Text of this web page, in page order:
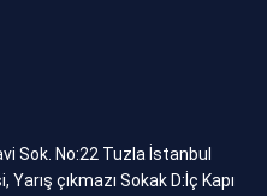
Sok. No:22 Tuzla İstanbul
çıkmazı Sokak D:İç Kapı